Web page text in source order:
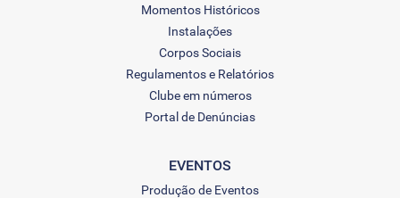
Momentos Históricos
Instalações
Corpos Sociais
Regulamentos e Relatórios
Clube em números
Portal de Denúncias
EVENTOS
Produção de Eventos